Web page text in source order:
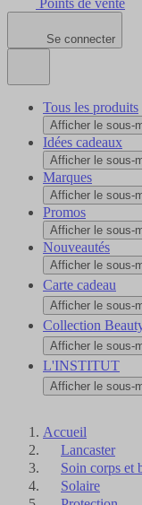
Points de vente
Se connecter
Tous les produits
Afficher le sous-
Idées cadeaux
Afficher le sous-
Marques
Afficher le sous-
Promos
Afficher le sous-
Nouveautés
Afficher le sous-
Carte cadeau
Afficher le sous-
Collection
Afficher le sous-
L'INSTITUT
Afficher le sous-
Accueil
Lancaster
Soin corps et
Solaire